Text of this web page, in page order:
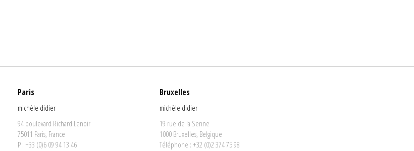
Paris
michèle didier
94 boulevard Richard Lenoir
75011 Paris, France
P : +33 (0)6 09 94 13 46
Bruxelles
michèle didier
19 rue de la Senne
1000 Bruxelles, Belgique
Téléphone : +32 (0)2 374 75 98